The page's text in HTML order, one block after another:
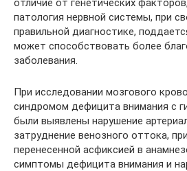
патология нервной системы, при
правильной диагностике,
может способствовать более
заболевания.
При исследовании мозгового
синдромом дефицита внимания с
были выявлены нарушение
затруднение венозного оттока,
перенесенной асфиксией в
симптомы дефицита внимания и